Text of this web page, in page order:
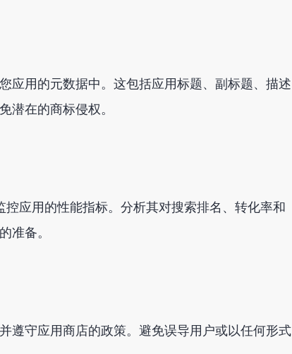
应用的元数据中。这包括应用标题、副标题、描述
潜在的商标侵权。
应用的性能指标。分析其对搜索排名、转化率和
准备。
遵守应用商店的政策。避免误导用户或以任何形式